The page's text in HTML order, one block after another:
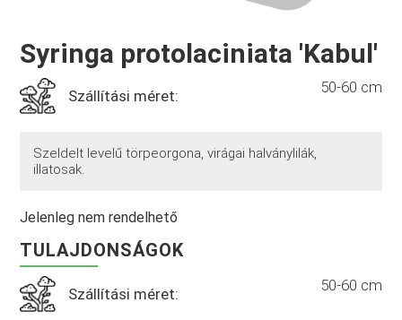
Syringa protolaciniata 'Kabul'
Szállítási méret: 50-60 cm
Szeldelt levelű törpeorgona, virágai halványlilák,
illatosak.
Jelenleg nem rendelhető
TULAJDONSÁGOK
Szállítási méret: 50-60 cm